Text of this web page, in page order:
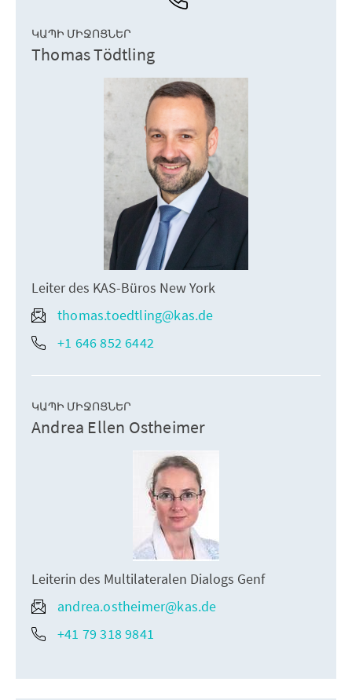
ԿԱՊԻ ՄԻՋՈՑՆԵՐ
Thomas Tödtling
Leiter des KAS-Büros New York
thomas.toedtling@kas.de
+1 646 852 6442
ԿԱՊԻ ՄԻՋՈՑՆԵՐ
Andrea Ellen Ostheimer
Leiterin des Multilateralen Dialogs Genf
andrea.ostheimer@kas.de
+41 79 318 9841